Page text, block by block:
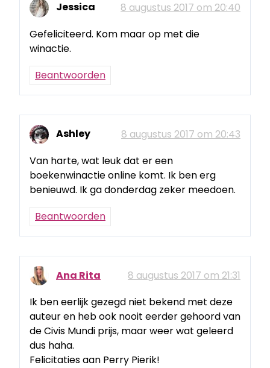
Jessica
8 augustus 2017 om 20:40
Gefeliciteerd. Kom maar op met die
winactie.
Beantwoorden
Ashley
8 augustus 2017 om 20:43
Van harte, wat leuk dat er een
boekenwinactie online komt. Ik ben erg
benieuwd. Ik ga donderdag zeker meedoen.
Beantwoorden
Ana Rita
8 augustus 2017 om 21:31
Ik ben eerlijk gezegd niet bekend met deze
auteur en heb ook nooit eerder gehoord van
de Civis Mundi prijs, maar weer wat geleerd
dus haha.
Felicitaties aan Perry Pierik!